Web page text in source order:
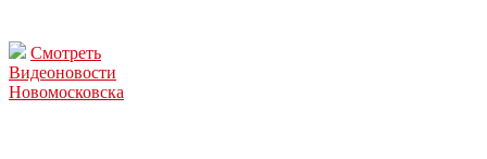
Смотреть
Видеоновости
Новомосковска